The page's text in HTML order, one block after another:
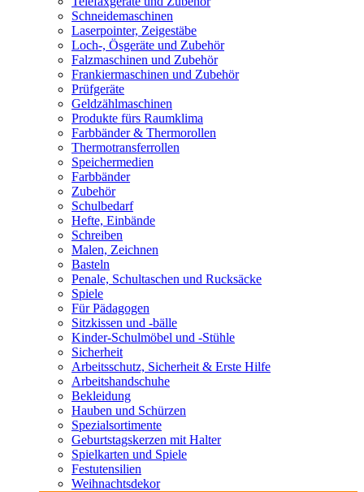
Schneidemaschinen
Laserpointer, Zeigestäbe
Loch-, Ösgeräte und Zubehör
Falzmaschinen und Zubehör
Frankiermaschinen und Zubehör
Prüfgeräte
Geldzählmaschinen
Produkte fürs Raumklima
Farbbänder & Thermorollen
Thermotransferrollen
Speichermedien
Farbbänder
Zubehör
Schulbedarf
Hefte, Einbände
Schreiben
Malen, Zeichnen
Basteln
Penale, Schultaschen und Rucksäcke
Spiele
Für Pädagogen
Sitzkissen und -bälle
Kinder-Schulmöbel und -Stühle
Sicherheit
Arbeitsschutz, Sicherheit & Erste Hilfe
Arbeitshandschuhe
Bekleidung
Hauben und Schürzen
Spezialsortimente
Geburtstagskerzen mit Halter
Spielkarten und Spiele
Festutensilien
Weihnachtsdekor